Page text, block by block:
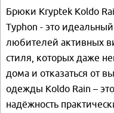
Брюки Kryptek Koldo
Typhon - это
любителей активных
стиля, которых даже
дома и отказаться от
одежды Koldo Rain –
надёжность